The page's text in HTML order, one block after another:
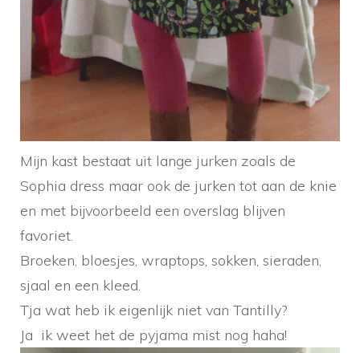
Mijn kast bestaat uit lange jurken zoals de
Sophia dress maar ook de jurken tot aan de knie
en met bijvoorbeeld een overslag blijven
favoriet.
Broeken, bloesjes, wraptops, sokken, sieraden,
sjaal en een kleed.
Tja wat heb ik eigenlijk niet van Tantilly?
Ja ik weet het de pyjama mist nog haha!